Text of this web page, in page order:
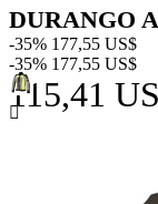
DURANGO
-35% 177,55 US$
-35% 177,55 US$
115,41
